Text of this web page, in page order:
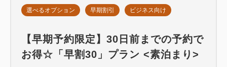
選べるオプション 早期割引 ビジネス向け
【早期予約限定】30日前までの予約で
お得☆「早割30」プラン <素泊まり>